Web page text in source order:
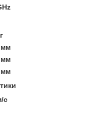
мм
мм
мм
с